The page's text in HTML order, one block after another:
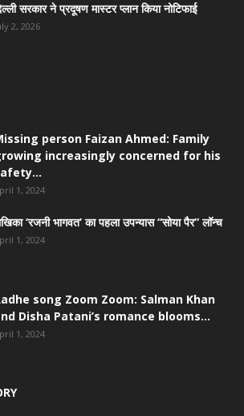
सरकार ने प्रदूषण मास्टर प्लान किया नोटिफाई
2, 2026
person Faizan Ahmed: Family
increasingly concerned for his
1, 2024
‘रजनी भागवत’ का पहला उपन्यास “सोया पैर” लॉन्च
1, 2024
song Zoom Zoom: Salman Khan
Disha Patani’s romance blooms...
1, 2024